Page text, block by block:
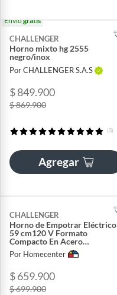
Envíogratis
CHALLENGER
Horno mixto hg 2555
negro/inox
Por CHALLENGER S.A.S
$ 849.900
$ 869.900
(3)
Agregar
CHALLENGER
Horno de Empotrar Eléctrico
59 cm120 V Formato
Compacto En Acero
Inoxidable Negro
Por Homecenter
$ 659.900
$ 699.900